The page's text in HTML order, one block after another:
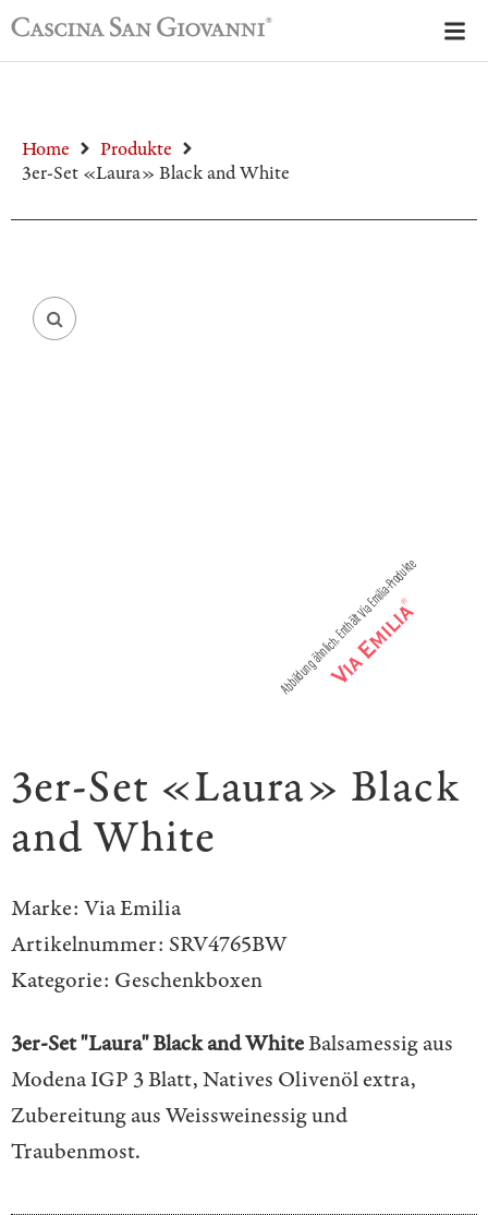
Home
Produkte
3er-Set «Laura» Black and White
3er-Set «Laura» Black
and White
Marke: Via Emilia
Artikelnummer: SRV4765BW
Kategorie: Geschenkboxen
3er-Set "Laura" Black and WhiteBalsamessig aus
Modena IGP 3 Blatt, Natives Olivenöl extra,
Zubereitung aus Weissweinessig und
Traubenmost.